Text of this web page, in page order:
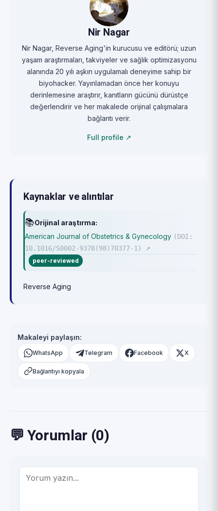
Nir Nagar
Nir Nagar, Reverse Aging'in kurucusu ve editörü; uzun
yaşam araştırmaları, takviyeler ve sağlık optimizasyonu
alanında 20 yılı aşkın uygulamalı deneyime sahip bir
biyohacker. Yayınlamadan önce her konuyu
derinlemesine araştırır, kanıtların gücünü dürüstçe
değerlendirir ve her makalede orijinal çalışmalara
bağlantı verir.
Full profile ↗
Kaynaklar ve alıntılar
📚Orijinal araştırma:
American Journal of Obstetrics & Gynecology (DOI:
10.1016/S0002-9378(98)70377-1)
↗
peer-reviewed
Reverse Aging
Makaleyi paylaşın:
WhatsApp Telegram Facebook X
Bağlantıyı kopyala
💬 Yorumlar (0)